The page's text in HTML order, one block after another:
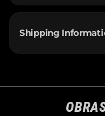
Shipping